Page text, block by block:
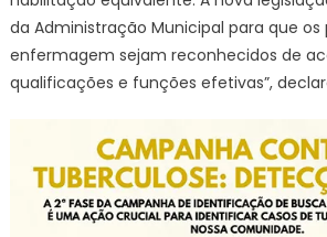
da Administração Municipal para que os
enfermagem sejam reconhecidos de
qualificações e funções efetivas”,